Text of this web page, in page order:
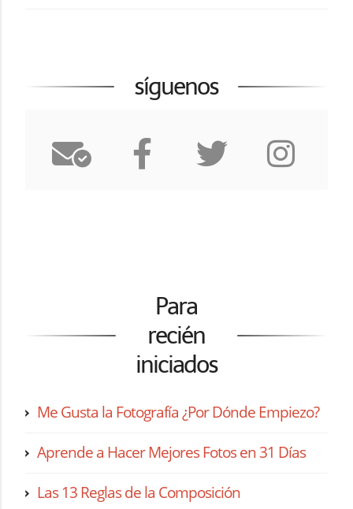
síguenos
Para
recién
iniciados
Me Gusta la Fotografía ¿Por Dónde Empiezo?
Aprende a Hacer Mejores Fotos en 31 Días
Las 13 Reglas de la Composición